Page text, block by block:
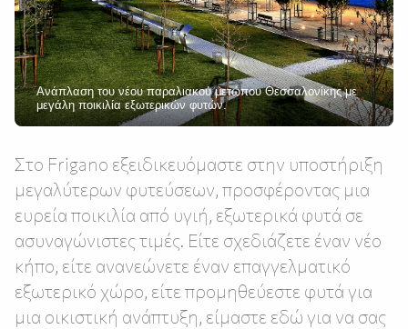
Ανάπλαση του νέου παραλιακού μετώπου Θεσσαλονίκης με
μεγάλη ποικιλία εξωτερικών φυτών.
Στο Frigano εξειδικευόμαστε στην υποστήριξη
μεγαλύτερων φυτεύσεων, προσφέροντας μια
ευρεία ποικιλία από υγιή, εξωτερικά φυτά σε
ασυναγώνιστες τιμές. Είτε σχεδιάζετε έναν νέο
κήπο, είτε ανανεώνετε έναν επαγγελματικό
εξωτερικό χώρο, είτε προμηθεύεστε φυτά για
μια οικιστική ανάπτυξη, είμαστε εδώ για να σας